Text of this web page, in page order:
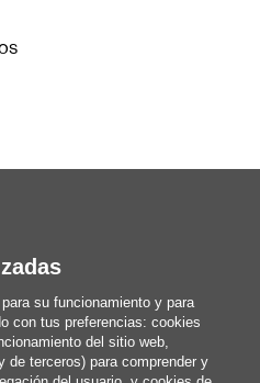
nosotros
su funcionamiento y para
con tus preferencias: cookies
del sitio web,
de terceros) para comprender y